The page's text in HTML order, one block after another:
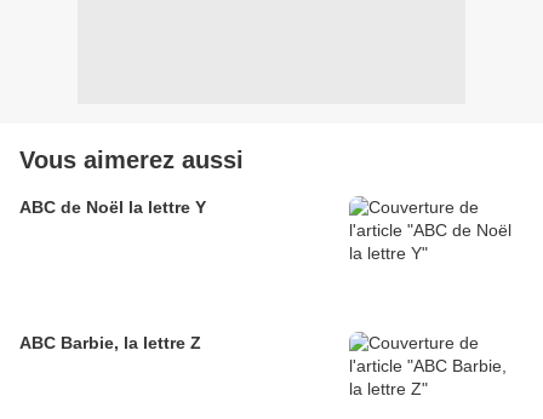
Vous aimerez aussi
ABC de Noël la lettre Y
ABC Barbie, la lettre Z